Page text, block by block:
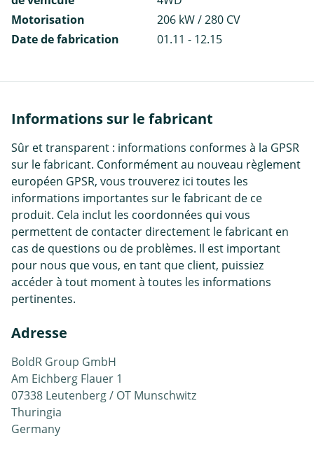
Motorisation
206 kW / 280 CV
Date de fabrication
01.11 - 12.15
Informations sur le fabricant
Sûr et transparent : informations conformes à la GPSR
sur le fabricant. Conformément au nouveau règlement
européen GPSR, vous trouverez ici toutes les
informations importantes sur le fabricant de ce
produit. Cela inclut les coordonnées qui vous
permettent de contacter directement le fabricant en
cas de questions ou de problèmes. Il est important
pour nous que vous, en tant que client, puissiez
accéder à tout moment à toutes les informations
pertinentes.
Adresse
BoldR Group GmbH
Am Eichberg Flauer 1
07338 Leutenberg / OT Munschwitz
Thuringia
Germany